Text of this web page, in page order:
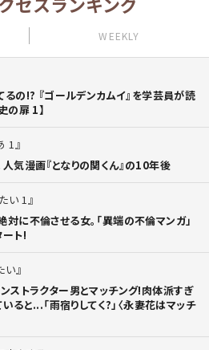
WEEKLY
るの!? 『ゴールデンカムイ』を学芸員が読
の扉 1】
1
気漫画『となりの関くん』の10年後
い 1
に不倫させる女。「異端の不倫マンガ」
ート!
い
ンストラクター男とマッチング!肉体派すぎ
ると...「雨宿りしてく?」〈永妻花はマッチ